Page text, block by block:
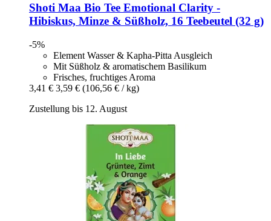
Shoti Maa Bio Tee Emotional Clarity -​
Hibiskus, Minze & Süßholz, 16 Teebeutel (32 g)
-5%
Element Wasser & Kapha-Pitta Ausgleich
Mit Süßholz & aromatischem Basilikum
Frisches, fruchtiges Aroma
3,41 € 3,59 € (106,56 € / kg)
Zustellung bis 12. August